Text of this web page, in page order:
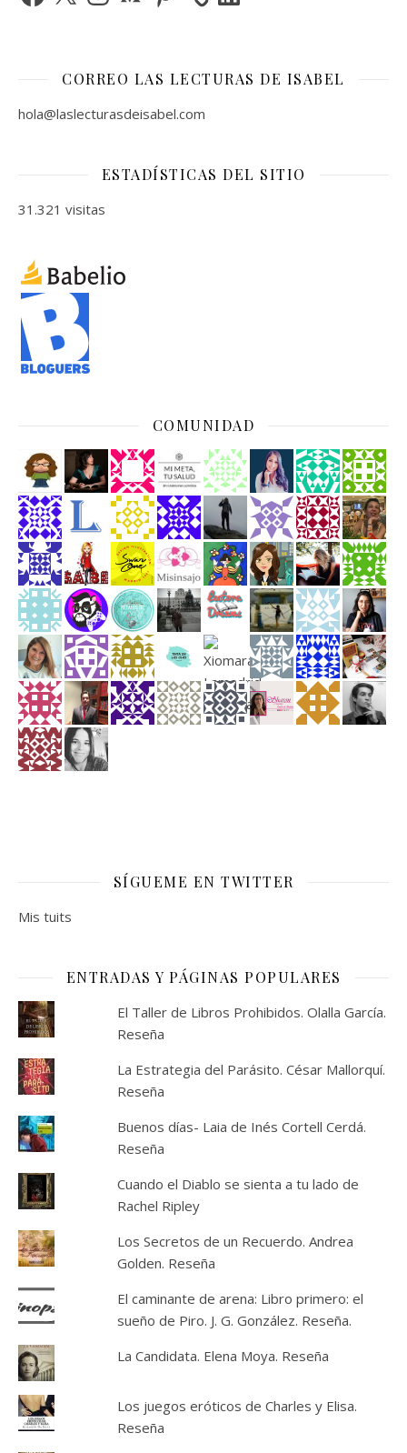
CORREO LAS LECTURAS DE ISABEL
hola@laslecturasdeisabel.com
ESTADÍSTICAS DEL SITIO
31.321 visitas
COMUNIDAD
SÍGUEME EN TWITTER
Mis tuits
ENTRADAS Y PÁGINAS POPULARES
El Taller de Libros Prohibidos. Olalla García.
Reseña
La Estrategia del Parásito. César Mallorquí.
Reseña
Buenos días- Laia de Inés Cortell Cerdá.
Reseña
Cuando el Diablo se sienta a tu lado de
Rachel Ripley
Los Secretos de un Recuerdo. Andrea
Golden. Reseña
El caminante de arena: Libro primero: el
sueño de Piro. J. G. González. Reseña.
La Candidata. Elena Moya. Reseña
Los juegos eróticos de Charles y Elisa.
Reseña